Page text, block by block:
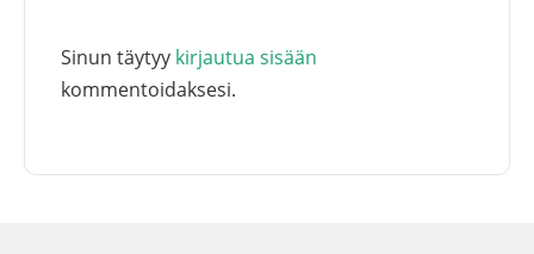
Sinun täytyy kirjautua sisään
kommentoidaksesi.